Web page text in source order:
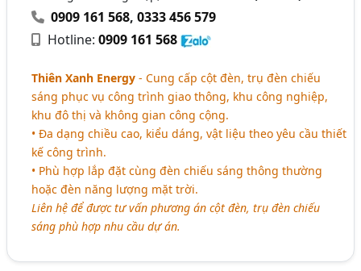
0909 161 568,0333 456 579
Hotline:0909 161 568
Thiên Xanh Energy - Cung cấp cột đèn, trụ đèn chiếu
sáng phục vụ công trình giao thông, khu công nghiệp,
khu đô thị và không gian công cộng.
• Đa dạng chiều cao, kiểu dáng, vật liệu theo yêu cầu thiết
kế công trình.
• Phù hợp lắp đặt cùng đèn chiếu sáng thông thường
hoặc đèn năng lượng mặt trời.
Liên hệ để được tư vấn phương án cột đèn, trụ đèn chiếu
sáng phù hợp nhu cầu dự án.